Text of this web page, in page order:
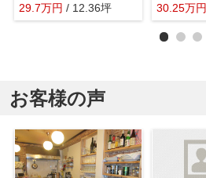
29.7万円 / 12.36坪
30.25万円
お客様の声